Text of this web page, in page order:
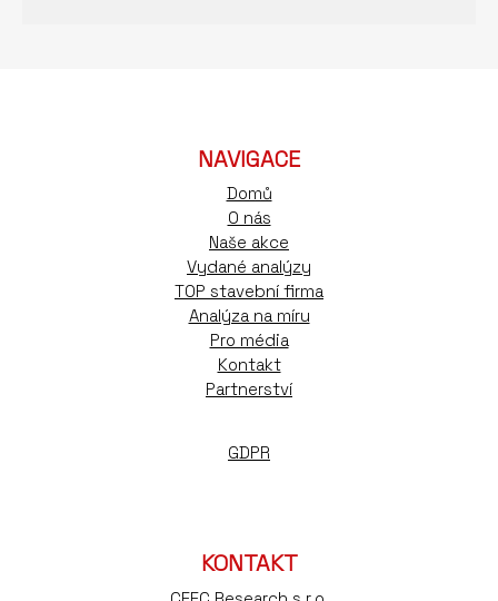
NAVIGACE
Domů
O nás
Naše akce
Vydané analýzy
TOP stavební firma
Analýza na míru
Pro média
Kontakt
Partnerství
GDPR
KONTAKT